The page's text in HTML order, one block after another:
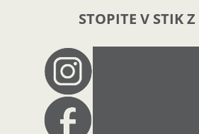
STOPITE V STIK